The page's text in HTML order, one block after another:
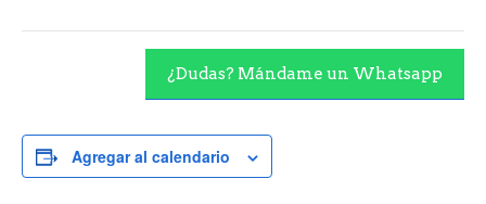
¿Dudas? Mándame un Whatsapp
Agregar al calendario